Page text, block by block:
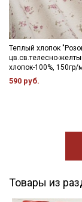
Теплый хлопок
цв.св.телесно-
хлопок-100%, 150гр/
590 руб.
Товары из